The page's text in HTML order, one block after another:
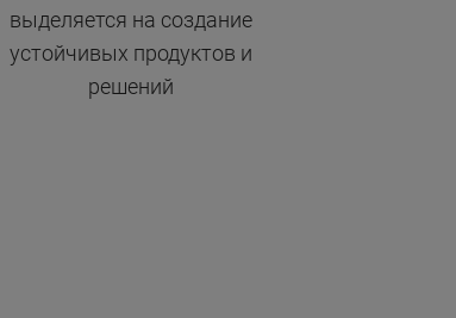
выделяется на создание
устойчивых продуктов и
решений